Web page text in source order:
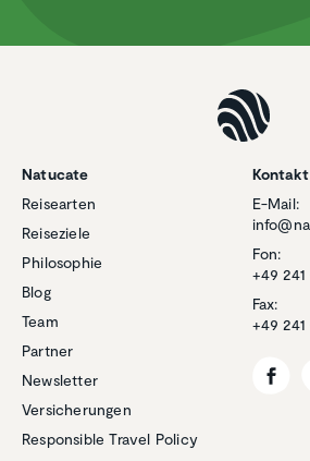
Natucate
Reisearten
Reiseziele
Philosophie
Blog
Team
Partner
Newsletter
Versicherungen
Responsible Travel Policy
Kontakt
E-Mail:
Fon:
+49
Fax:
+49
Kundenbewertungen und Erfahrungen zu